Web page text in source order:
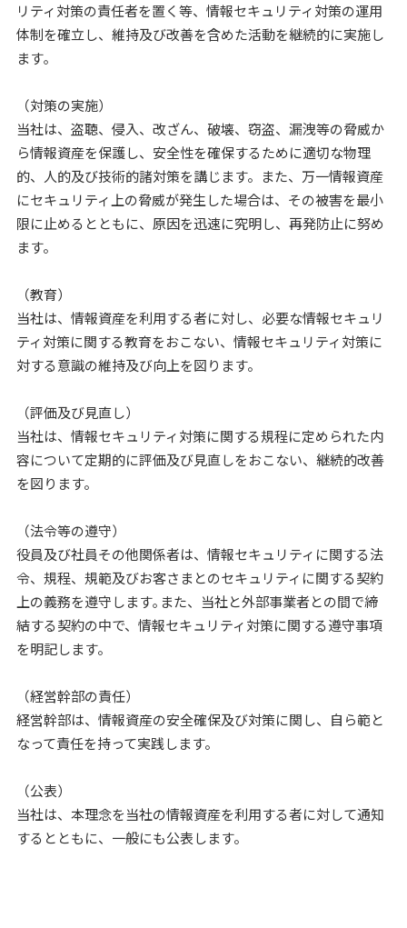
リティ対策の責任者を置く等、情報セキュリティ対策の運用
体制を確立し、維持及び改善を含めた活動を継続的に実施し
ます｡
（対策の実施）
当社は、盗聴、侵入、改ざん、破壊、窃盗、漏洩等の脅威か
ら情報資産を保護し、安全性を確保するために適切な物理
的、人的及び技術的諸対策を講じます。また、万一情報資産
にセキュリティ上の脅威が発生した場合は、その被害を最小
限に止めるとともに、原因を迅速に究明し、再発防止に努め
ます。
（教育）
当社は、情報資産を利用する者に対し、必要な情報セキュリ
ティ対策に関する教育をおこない、情報セキュリティ対策に
対する意識の維持及び向上を図ります。
（評価及び見直し）
当社は、情報セキュリティ対策に関する規程に定められた内
容について定期的に評価及び見直しをおこない、継続的改善
を図ります。
（法令等の遵守）
役員及び社員その他関係者は、情報セキュリティに関する法
令、規程、規範及びお客さまとのセキュリティに関する契約
上の義務を遵守します｡また、当社と外部事業者との間で締
結する契約の中で、情報セキュリティ対策に関する遵守事項
を明記します。
（経営幹部の責任）
経営幹部は、情報資産の安全確保及び対策に関し、自ら範と
なって責任を持って実践します。
（公表）
当社は、本理念を当社の情報資産を利用する者に対して通知
するとともに、一般にも公表します。